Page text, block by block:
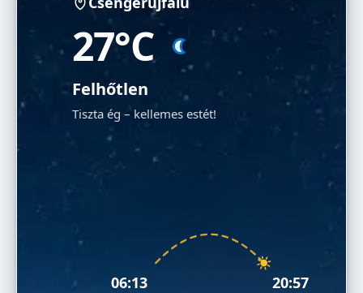
27°C
Felhőtlen
Tiszta ég – kellemes estét!
06:13 20:57